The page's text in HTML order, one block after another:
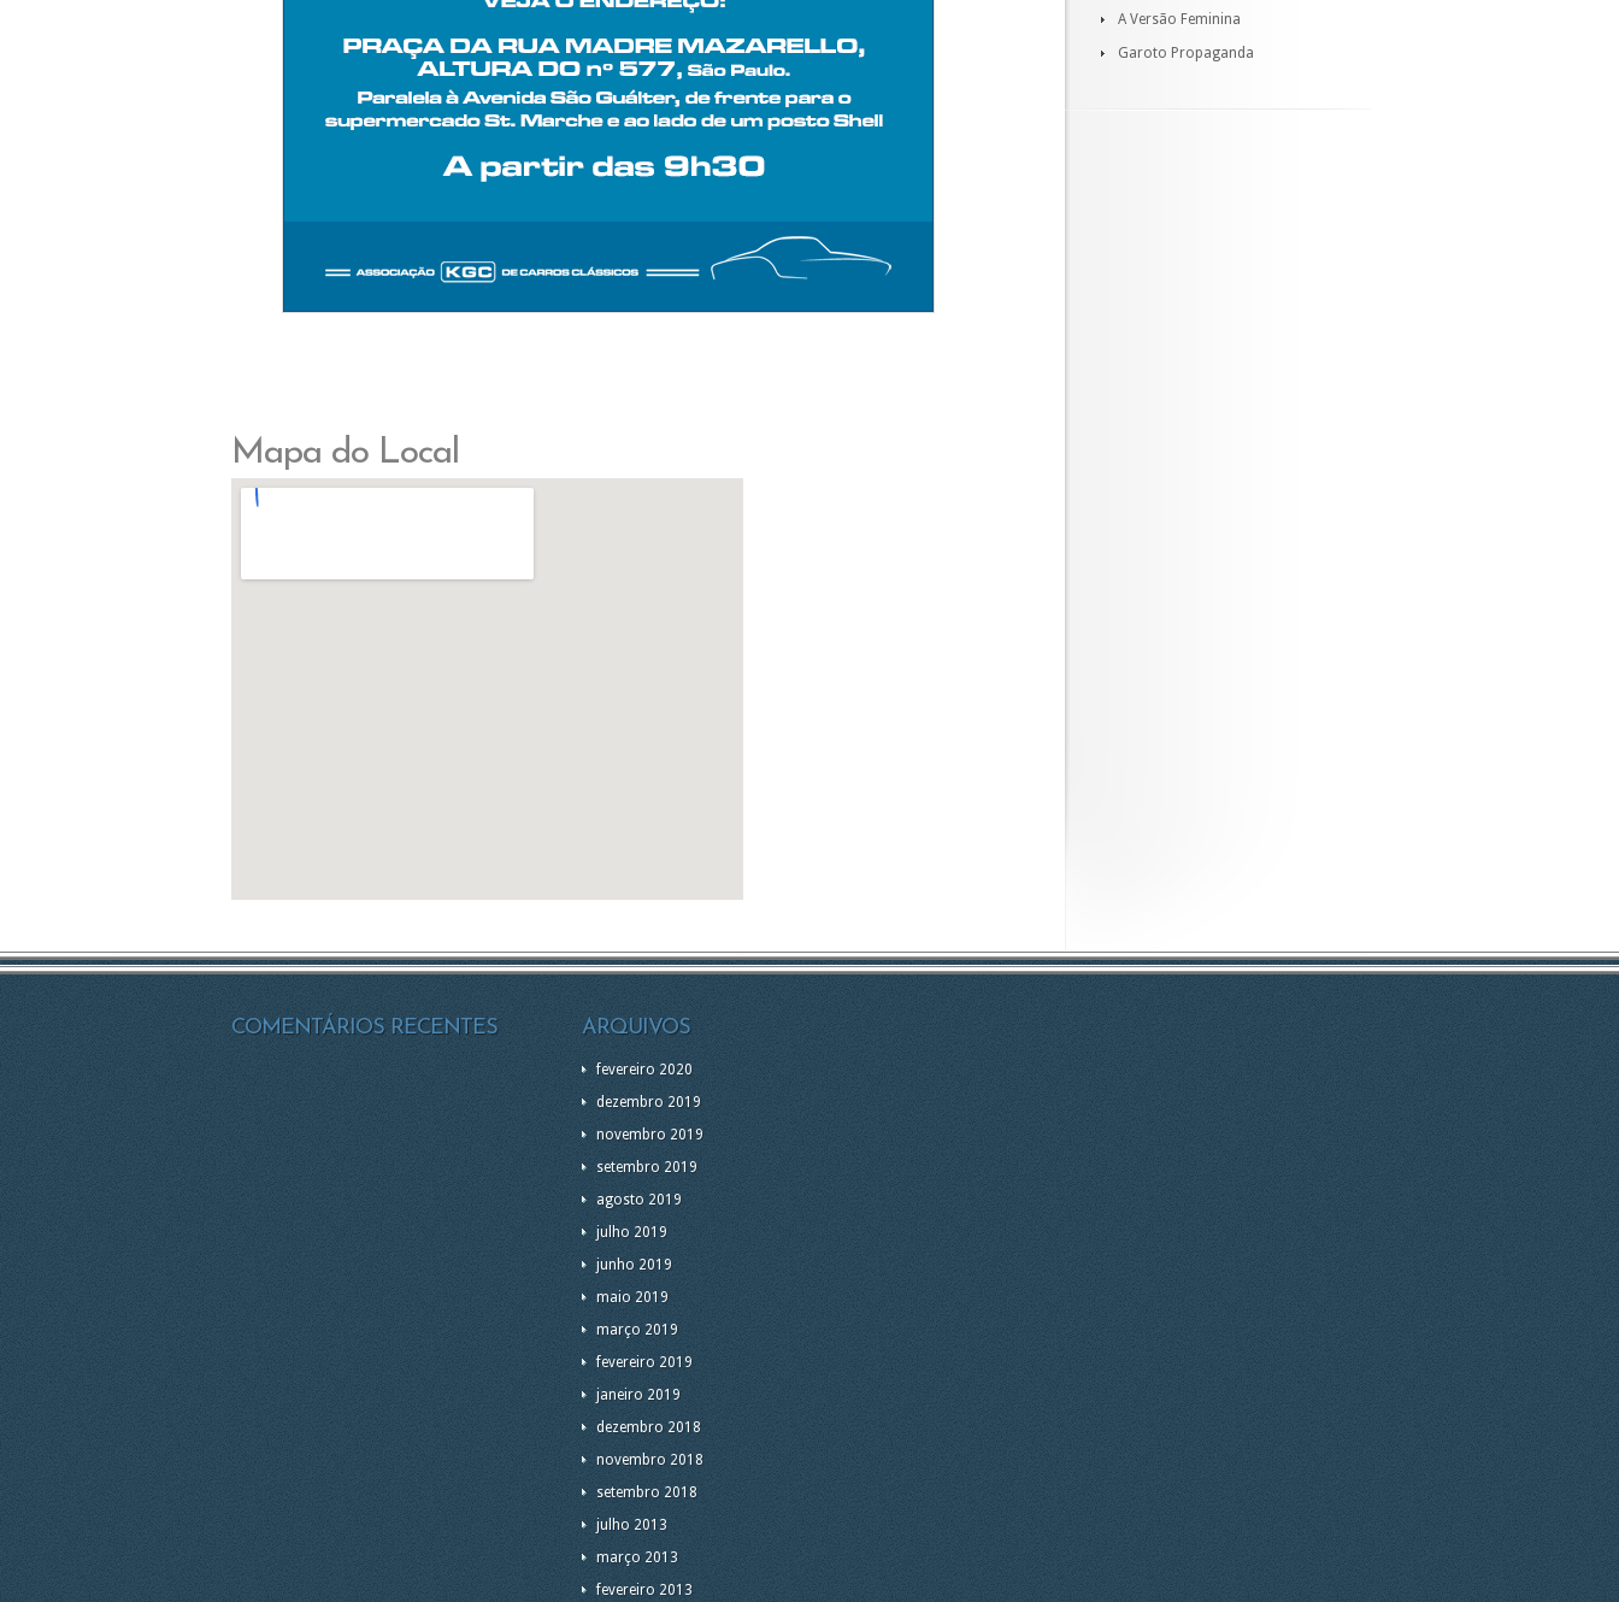
Mapa do Local
A Versão Feminina
Garoto Propaganda
COMENTÁRIOS RECENTES ARQUIVOS
fevereiro 2020
dezembro 2019
novembro 2019
setembro 2019
agosto 2019
julho 2019
junho 2019
maio 2019
março 2019
fevereiro 2019
janeiro 2019
dezembro 2018
novembro 2018
setembro 2018
julho 2013
março 2013
fevereiro 2013